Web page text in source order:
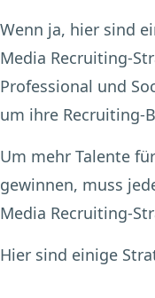
Wenn ja, hier sind
Media Recruiting-
Professional und
um ihre Recruiting-
Um mehr Talente
gewinnen, muss
Media Recruiting-
Hier sind einige